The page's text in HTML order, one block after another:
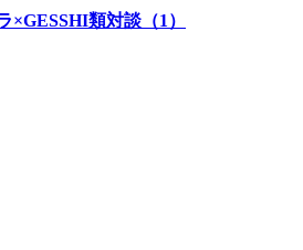
×GESSHI類対談（1）